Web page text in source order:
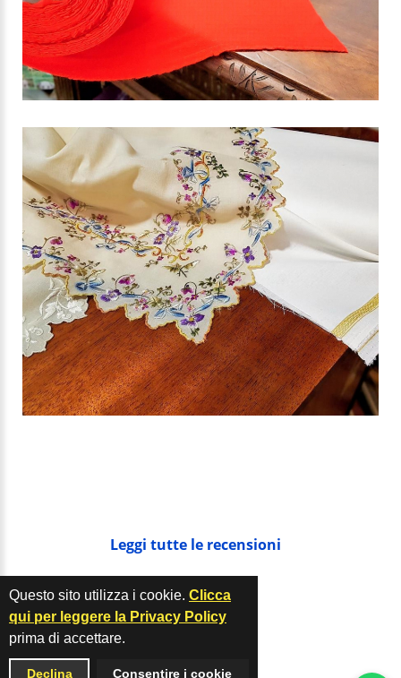
Questo sito utilizza i cookie. Clicca
qui per leggere la Privacy Policy
prima di accettare.
Declina Consentire i cookie
Leggi tutte le recensioni
Privacy policy